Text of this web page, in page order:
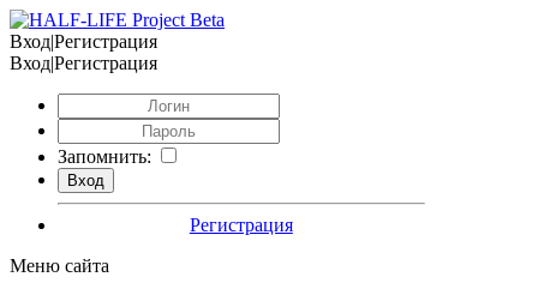
Вход|Регистрация
Вход|Регистрация
Запомнить:
Регистрация
Меню сайта